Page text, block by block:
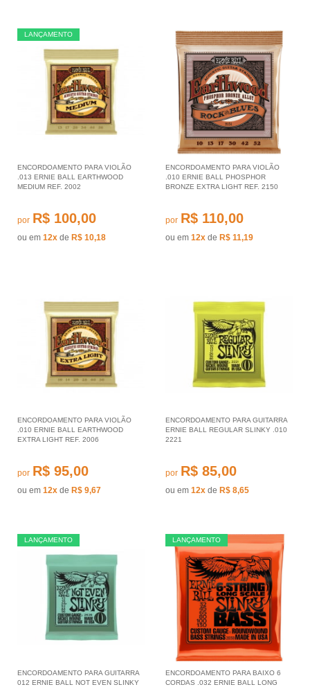
LANÇAMENTO
ENCORDOAMENTO PARA VIOLÃO
.013 ERNIE BALL EARTHWOOD
MEDIUM REF. 2002
por R$ 100,00
ou em 12x de R$ 10,18
ENCORDOAMENTO PARA VIOLÃO
.010 ERNIE BALL PHOSPHOR
BRONZE EXTRA LIGHT REF. 2150
por R$ 110,00
ou em 12x de R$ 11,19
ENCORDOAMENTO PARA VIOLÃO
.010 ERNIE BALL EARTHWOOD
EXTRA LIGHT REF. 2006
por R$ 95,00
ou em 12x de R$ 9,67
ENCORDOAMENTO PARA GUITARRA
ERNIE BALL REGULAR SLINKY .010
2221
por R$ 85,00
ou em 12x de R$ 8,65
LANÇAMENTO
ENCORDOAMENTO PARA GUITARRA
012 ERNIE BALL NOT EVEN SLINKY
LANÇAMENTO
ENCORDOAMENTO PARA BAIXO 6
CORDAS .032 ERNIE BALL LONG